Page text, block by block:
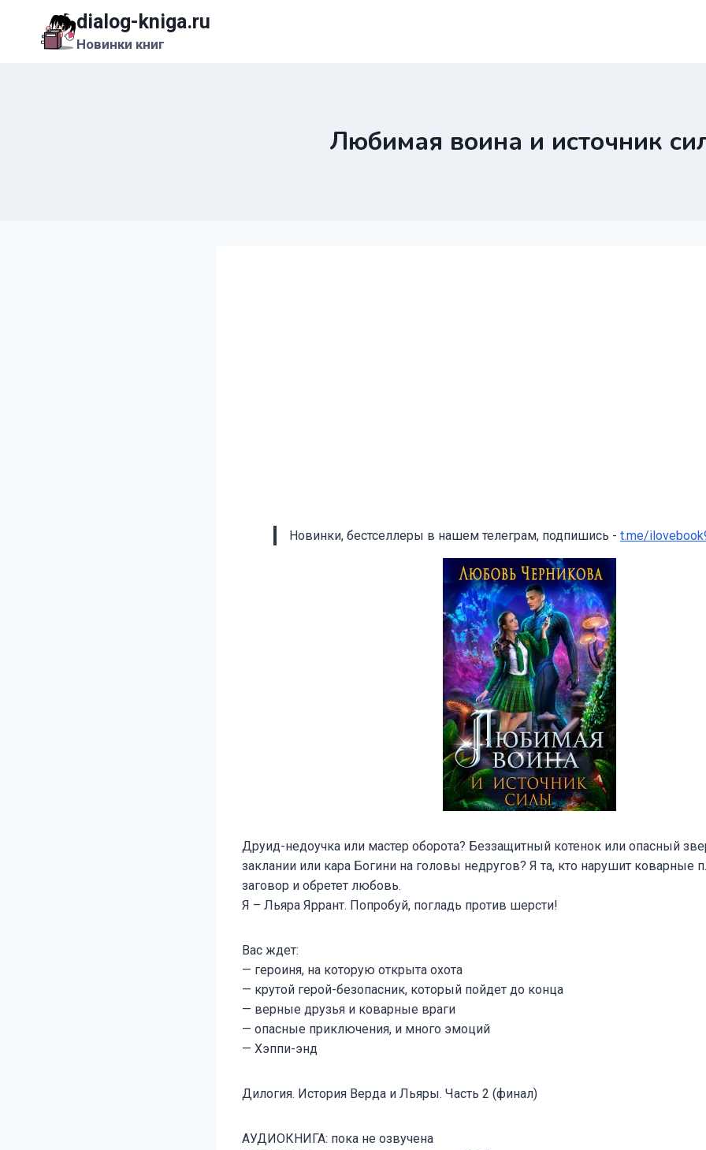
содержимому
dialog-kniga.ru
Новинки книг
Любимая воина и источник
Новинки, бестселлеры в нашем телеграм, подпишись - t.me/
Друид-недоучка или мастер оборота? Беззащитный котенок или опасный
заклании или кара Богини на головы недругов? Я та, кто нарушит коварные
заговор и обретет любовь.
Я – Льяра Яррант. Попробуй, погладь против шерсти!
Вас ждет:
— героиня, на которую открыта охота
— крутой герой-безопасник, который пойдет до конца
— верные друзья и коварные враги
— опасные приключения, и много эмоций
— Хэппи-энд
Дилогия. История Верда и Льяры. Часть 2 (финал)
АУДИОКНИГА: пока не озвучена